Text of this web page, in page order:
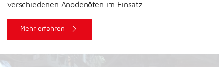
verschiedenen Anodenöfen im Einsatz.
Mehr erfahren